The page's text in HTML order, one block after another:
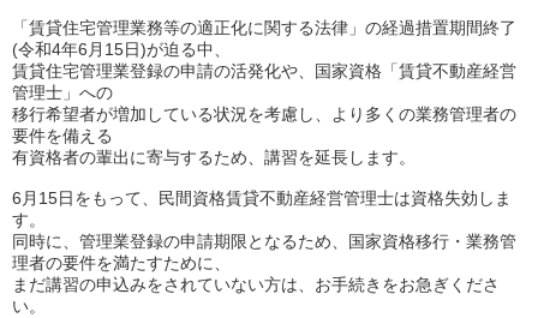
「賃貸住宅管理業務等の適正化に関する法律」の経過措置期間終了
(令和4年6月15日)が迫る中、
賃貸住宅管理業登録の申請の活発化や、国家資格「賃貸不動産経営
管理士」への
移行希望者が増加している状況を考慮し、より多くの業務管理者の
要件を備える
有資格者の輩出に寄与するため、講習を延長します。
6月15日をもって、民間資格賃貸不動産経営管理士は資格失効しま
す。
同時に、管理業登録の申請期限となるため、国家資格移行・業務管
理者の要件を満たすために、
まだ講習の申込みをされていない方は、お手続きをお急ぎくださ
い。